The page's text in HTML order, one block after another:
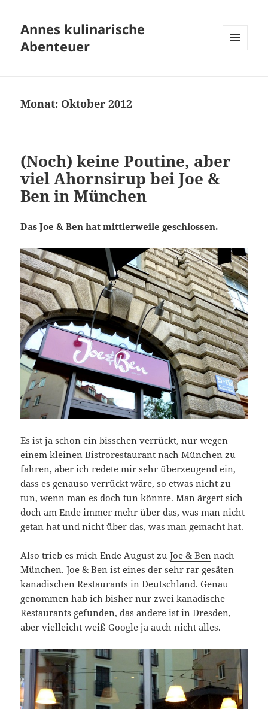
Annes kulinarische
Abenteuer
Monat: Oktober 2012
(Noch) keine Poutine, aber
viel Ahornsirup bei Joe &
Ben in München
Das Joe & Ben hat mittlerweile geschlossen.
Es ist ja schon ein bisschen verrückt, nur wegen
einem kleinen Bistrorestaurant nach München zu
fahren, aber ich redete mir sehr überzeugend ein,
dass es genauso verrückt wäre, so etwas nicht zu
tun, wenn man es doch tun könnte. Man ärgert sich
doch am Ende immer mehr über das, was man nicht
getan hat und nicht über das, was man gemacht hat.
Also trieb es mich Ende August zuJoe & Ben nach
München. Joe & Ben ist eines der sehr rar gesäten
kanadischen Restaurants in Deutschland. Genau
genommen hab ich bisher nur zwei kanadische
Restaurants gefunden, das andere ist in Dresden,
aber vielleicht weiß Google ja auch nicht alles.